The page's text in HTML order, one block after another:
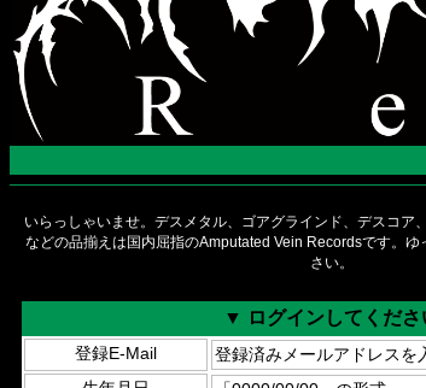
いらっしゃいませ。デスメタル、ゴアグラインド、デスコア
などの品揃えは国内屈指のAmputated Vein Recordsです。
さい。
▼ ログインしてくださ
登録E-Mail